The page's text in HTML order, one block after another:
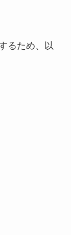
るため、以